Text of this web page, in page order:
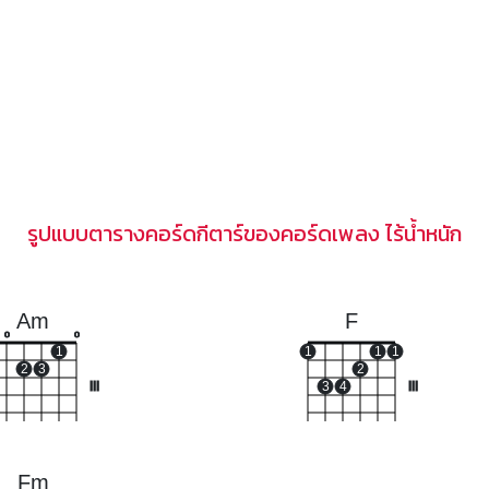
รูปแบบตารางคอร์ดกีตาร์ของคอร์ดเพลง ไร้น้ำหนัก
Am
o
2 3
1
o
F
1
3 4
2
1 1
Fm